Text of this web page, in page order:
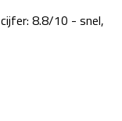
8.8/10 - snel,